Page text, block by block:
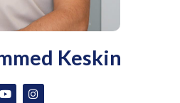
Keskin